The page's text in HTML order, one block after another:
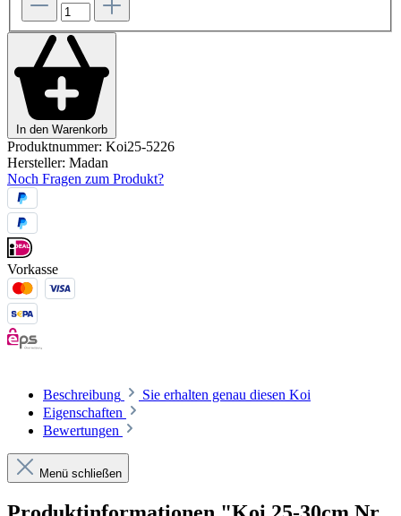
In den Warenkorb
Produktnummer: Koi25-5226
Hersteller: Madan
Noch Fragen zum Produkt?
Vorkasse
Beschreibung
Sie erhalten genau diesen Koi
Eigenschaften
Bewertungen
Menü schließen